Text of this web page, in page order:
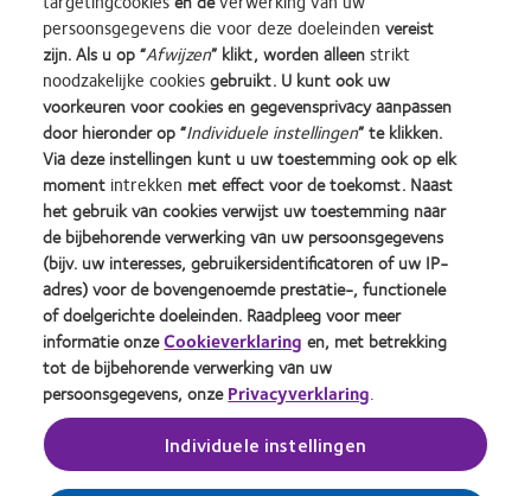
Learn
more
about
Silmo
d’Or
best
product
award
met
MyDay™
(2013)
Learn
more
about
Contact
Lens
Product
of
the
Year
(2013)
Learn
more
about
2012
&
2010
Best
Companies
for
Leaders
(2012)
Learn
more
about
2011
Best
Factory
Awards
(2011)
Learn
more
about
ODMA
2011
(2011)
Learn
more
about
2012
REBRAND
100®
Global
Award
(2012)
Learn
more
about
BCLA
Industry
Award
Winner
Onze producten
Contact
Privacybeleid
Cookie beleid
Servicevoorwaarden
Beleid ten aanzien van
opmerkingen
Site voor consumenten
Toestemmingsvoorkeuren
beheren
Inloggen
persoonsgegevens die voor deze doeleinden vereist
zijn. Als u op “Afwijzen” klikt, worden alleenstrikt
noodzakelijke cookiesgebruikt. U kunt ook uw
voorkeuren voor cookies en gegevensprivacy aanpassen
door hieronder op “Individuele instellingen” te klikken.
Via deze instellingen kunt u uw toestemming ook op elk
moment intrekken met effect voor de toekomst. Naast
het gebruik van cookies verwijst uw toestemming naar
de bijbehorende verwerking van uw persoonsgegevens
(bijv. uw interesses, gebruikersidentificatoren of uw IP-
adres) voor de bovengenoemde prestatie-, functionele
of doelgerichte doeleinden. Raadpleeg voor meer
informatie onzeCookieverklaring en, met betrekking
tot de bijbehorende verwerking van uw
persoonsgegevens, onzePrivacyverklaring.
Individuele instellingen